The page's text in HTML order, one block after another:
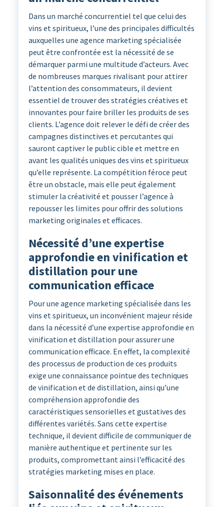
Dans un marché concurrentiel tel que celui des
vins et spiritueux, l’une des principales difficultés
auxquelles une agence marketing spécialisée
peut être confrontée est la nécessité de se
démarquer parmi une multitude d’acteurs. Avec
de nombreuses marques rivalisant pour attirer
l’attention des consommateurs, il devient
essentiel de trouver des stratégies créatives et
innovantes pour faire briller les produits de ses
clients. L’agence doit relever le défi de créer des
campagnes distinctives et percutantes qui
sauront captiver le public cible et mettre en
avant les qualités uniques des vins et spiritueux
qu’elle représente. La compétition féroce peut
être un obstacle, mais elle peut également
stimuler la créativité et pousser l’agence à
repousser les limites pour offrir des solutions
marketing originales et efficaces.
Nécessité d’une expertise
approfondie en vinification et
distillation pour une
communication efficace
Pour une agence marketing spécialisée dans les
vins et spiritueux, un inconvénient majeur réside
dans la nécessité d’une expertise approfondie en
vinification et distillation pour assurer une
communication efficace. En effet, la complexité
des processus de production de ces produits
exige une connaissance pointue des techniques
de vinification et de distillation, ainsi qu’une
compréhension approfondie des
caractéristiques sensorielles et gustatives des
différentes variétés. Sans cette expertise
technique, il devient difficile de communiquer de
manière authentique et pertinente sur les
produits, compromettant ainsi l’efficacité des
stratégies marketing mises en place.
Saisonnalité des événements